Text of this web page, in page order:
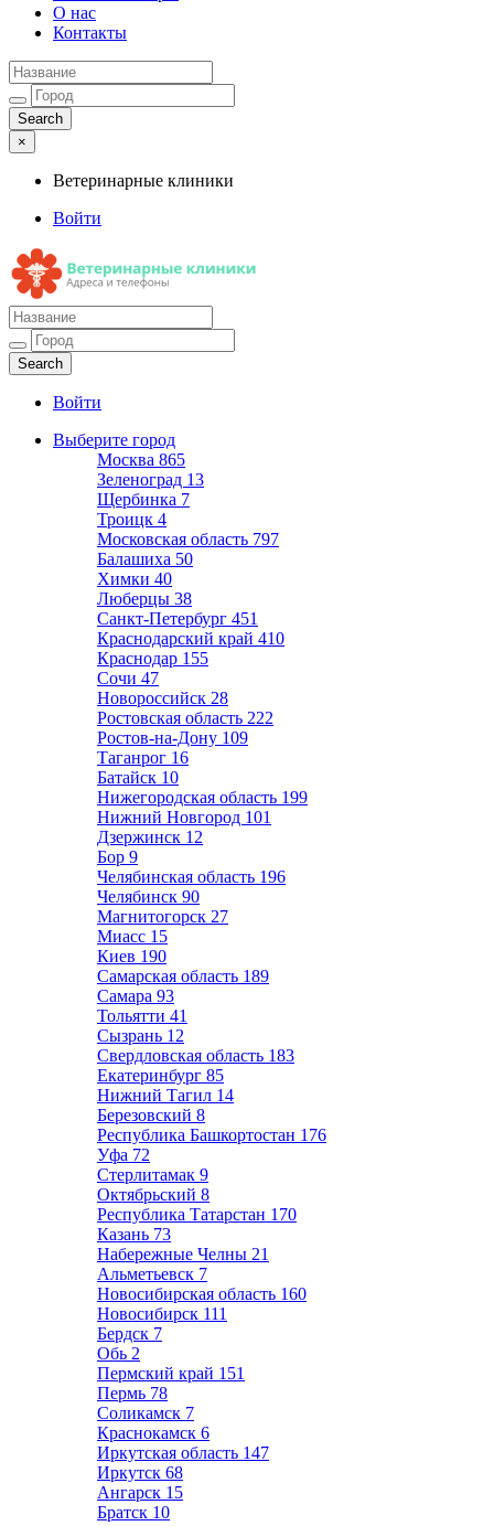
О нас
Контакты
×
Ветеринарные клиники
Войти
Ветеринарные клиники
Адреса и телефоны
Войти
Выберите город
Москва 865
Зеленоград 13
Щербинка 7
Троицк 4
Московская область 797
Балашиха 50
Химки 40
Люберцы 38
Санкт-Петербург 451
Краснодарский край 410
Краснодар 155
Сочи 47
Новороссийск 28
Ростовская область 222
Ростов-на-Дону 109
Таганрог 16
Батайск 10
Нижегородская область 199
Нижний Новгород 101
Дзержинск 12
Бор 9
Челябинская область 196
Челябинск 90
Магнитогорск 27
Миасс 15
Киев 190
Самарская область 189
Самара 93
Тольятти 41
Сызрань 12
Свердловская область 183
Екатеринбург 85
Нижний Тагил 14
Березовский 8
Республика Башкортостан 176
Уфа 72
Стерлитамак 9
Октябрьский 8
Республика Татарстан 170
Казань 73
Набережные Челны 21
Альметьевск 7
Новосибирская область 160
Новосибирск 111
Бердск 7
Обь 2
Пермский край 151
Пермь 78
Соликамск 7
Краснокамск 6
Иркутская область 147
Иркутск 68
Ангарск 15
Братск 10